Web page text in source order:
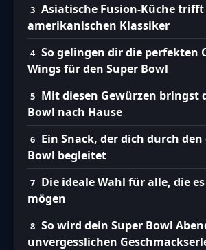
Asiatische Fusion-Küche
amerikanischen Klassiker
So gelingen dir die perfekten
Wings für den Super Bowl
Mit diesen Gewürzen bringst
Bowl nach Hause
Ein Snack, der dich durch
Bowl begleitet
Die ideale Wahl für alle, die
mögen
So wird dein Super Bowl
unvergesslichen